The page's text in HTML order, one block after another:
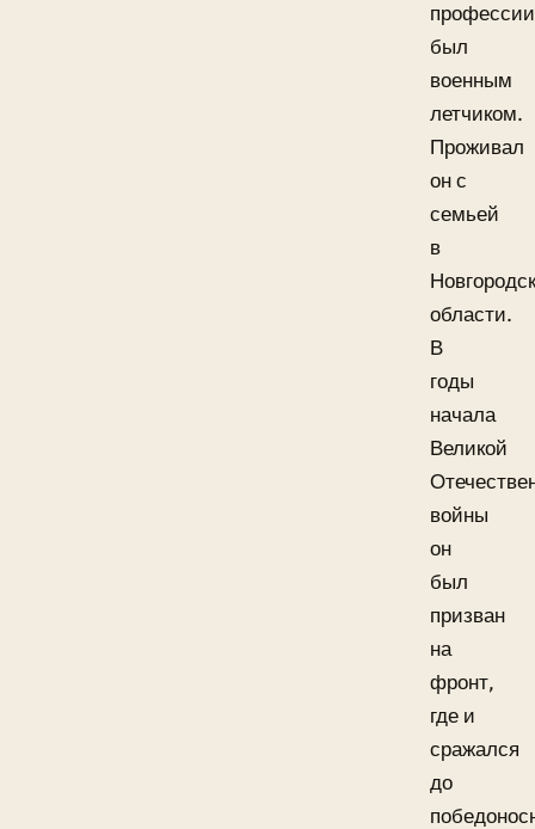
профессии
был
военным
летчиком.
Проживал
он с
семьей
в
области.
В
годы
начала
Великой
войны
он
был
призван
на
фронт,
где и
сражался
до